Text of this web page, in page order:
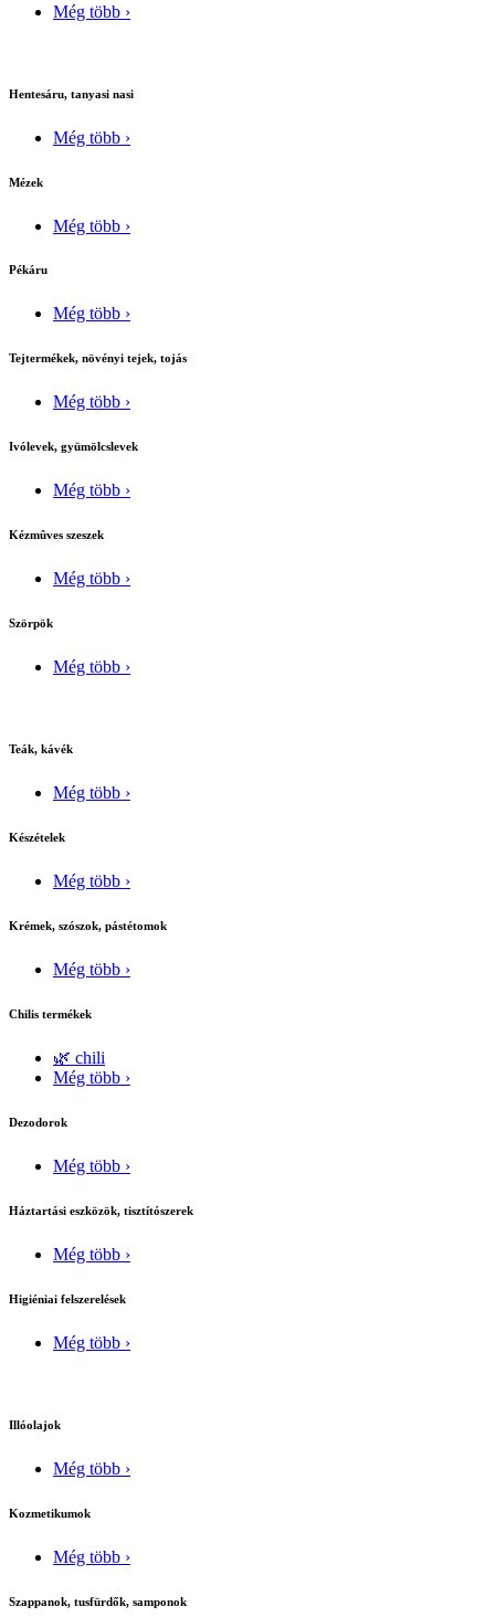
Még több ›
Hentesáru, tanyasi nasi
Még több ›
Mézek
Még több ›
Pékáru
Még több ›
Tejtermékek, növényi tejek, tojás
Még több ›
Ivólevek, gyümölcslevek
Még több ›
Kézmûves szeszek
Még több ›
Szörpök
Még több ›
Teák, kávék
Még több ›
Készételek
Még több ›
Krémek, szószok, pástétomok
Még több ›
Chilis termékek
🌿 chili
Még több ›
Dezodorok
Még több ›
Háztartási eszközök, tisztítószerek
Még több ›
Higiéniai felszerelések
Még több ›
Illóolajok
Még több ›
Kozmetikumok
Még több ›
Szappanok, tusfürdők, samponok